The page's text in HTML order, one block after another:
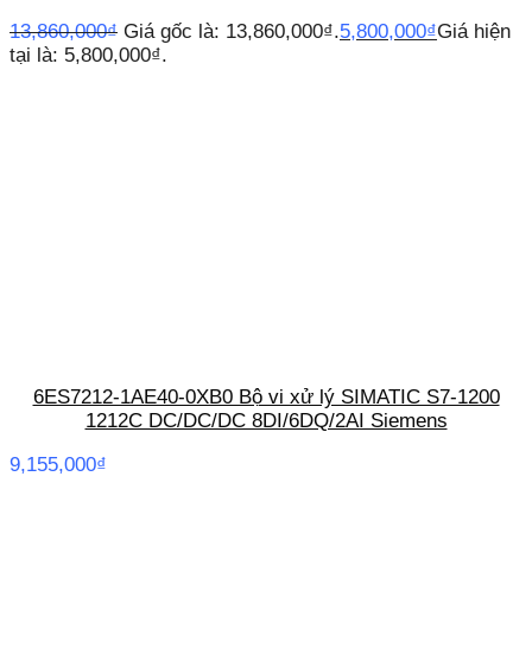
13,860,000₫ Giá gốc là: 13,860,000₫.5,800,000₫Giá hiện
tại là: 5,800,000₫.
6ES7212-1AE40-0XB0 Bộ vi xử lý SIMATIC S7-1200
1212C DC/DC/DC 8DI/6DQ/2AI Siemens
9,155,000₫